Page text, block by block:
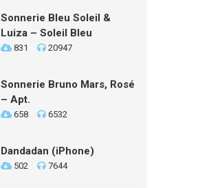
Sonnerie Bleu Soleil &
Luiza – Soleil Bleu
831 20947
Sonnerie Bruno Mars, Rosé
– Apt.
658 6532
Dandadan (iPhone)
502 7644